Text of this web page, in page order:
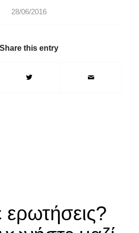
28/06/2016
Share this entry
ερωτήσεις?